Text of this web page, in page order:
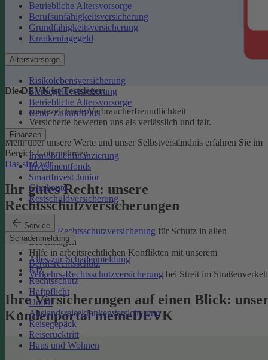
Betriebliche Altersvorsorge
Berufsunfähigkeitsversicherung
Grundfähigkeitsversicherung
Krankentagegeld
Altersvorsorge
Risikolebensversicherung
Sterbegeldversicherung
Betriebliche Altersvorsorge
Rente ZukunftPlus
Finanzen
Immobilienfinanzierung
Investmentfonds
SmartInvest Junior
Girokonto
Restschuldversicherung
Service
Schadenmeldung
Alles zur Schadenmeldung
Kfz
Rechtsschutz
Haftpflicht
Unfall
Auslandsreisekrankenversicherung
Reisegepäck
Reiserücktritt
Haus und Wohnen
Die DEVK ist Testsieger:
ausgezeichnete Verbraucherfreundlichkeit
Versicherte bewerten uns als verlässlich und fair.
Mehr über unsere Werte und unser Selbstverständnis erfahren Sie im
Bereich Unternehmen.
Das sind wir
Ihr gutes Recht: unsere
Rechtsschutzversicherungen
Private Rechtsschutzversicherung für Schutz in allen
Lebenslagen
Hilfe in arbeitsrechtlichen Konflikten mit unserem
Berufsrechtsschutz
Verkehrs-Rechtsschutzversicherung bei Streit im
Ihre Versicherungen auf einen Blick:
Kundenportal meineDEVK